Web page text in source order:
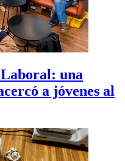
Laboral: una
a jóvenes al